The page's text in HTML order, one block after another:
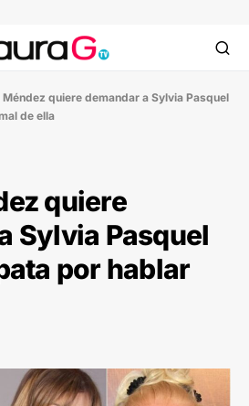
Méndez quiere demandar a Sylvia Pasquel
de ella
quiere
Sylvia Pasquel
por hablar